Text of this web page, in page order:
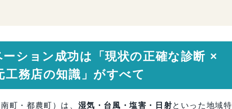
順位」の立て方
ション成功は「現状の正確な診断 ×
務店の知識」がすべて
町・都農町）は、 湿気・台風・塩害・日射といった地域特